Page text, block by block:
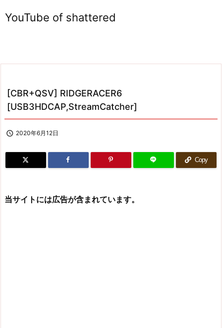
YouTube of shattered
[CBR+QSV] RIDGERACER6
[USB3HDCAP,StreamCatcher]
 2020年6月12日
Copy
当サイトには広告が含まれています。